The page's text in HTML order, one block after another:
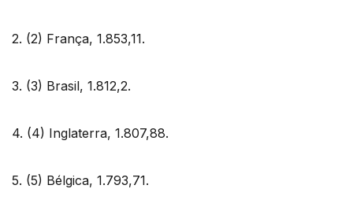
2. (2) França, 1.853,11.
3. (3) Brasil, 1.812,2.
4. (4) Inglaterra, 1.807,88.
5. (5) Bélgica, 1.793,71.